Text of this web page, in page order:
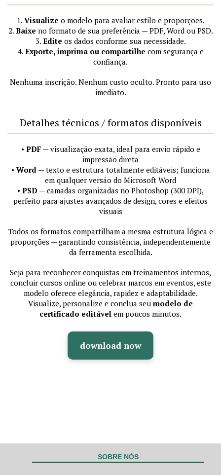
1. Visualize o modelo para avaliar estilo e proporções.
2. Baixe no formato de sua preferência — PDF, Word ou PSD.
3. Edite os dados conforme sua necessidade.
4. Exporte, imprima ou compartilhe com segurança e
confiança.
Nenhuma inscrição. Nenhum custo oculto. Pronto para uso
imediato.
Detalhes técnicos / formatos disponíveis
• PDF— visualização exata, ideal para envio rápido e
impressão direta
• Word — texto e estrutura totalmente editáveis; funciona
em qualquer versão do Microsoft Word
• PSD — camadas organizadas no Photoshop (300 DPI),
perfeito para ajustes avançados de design, cores e efeitos
visuais
Todos os formatos compartilham a mesma estrutura lógica e
proporções — garantindo consistência, independentemente
da ferramenta escolhida.
Seja para reconhecer conquistas em treinamentos internos,
concluir cursos online ou celebrar marcos em eventos, este
modelo oferece elegância, rapidez e adaptabilidade.
Visualize, personalize e conclua seu modelo de
certificado editável em poucos minutos.
download now
SOBRE NÓS